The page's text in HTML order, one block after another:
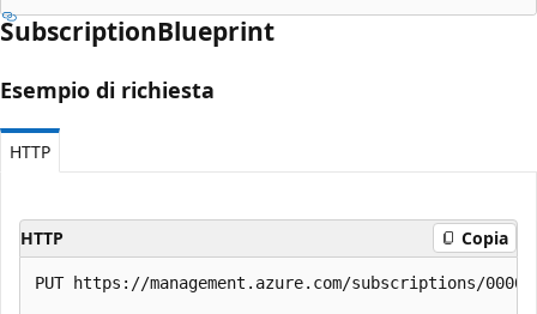
SubscriptionBlueprint
Esempio di richiesta
HTTP
HTTP Copia
PUT https://management.azure.com/subscriptions/